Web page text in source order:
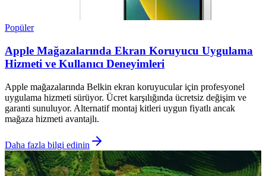
Popüler
Apple Mağazalarında Ekran Koruyucu Uygulama
Hizmeti ve Kullanıcı Deneyimleri
Apple mağazalarında Belkin ekran koruyucular için profesyonel
uygulama hizmeti sürüyor. Ücret karşılığında ücretsiz değişim ve
garanti sunuluyor. Alternatif montaj kitleri uygun fiyatlı ancak
mağaza hizmeti avantajlı.
Daha fazla bilgi edinin